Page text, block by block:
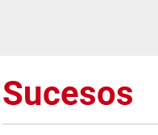
Sucesos